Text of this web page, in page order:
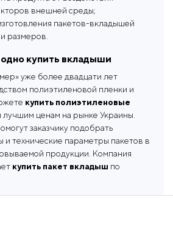
купить мешки вкладыши в
жесткую упаковку,
изготовит мешок вкладыш
все технические
Плотность полиэтилена
от массы товара и
которые он будет оказывать
и транспортировке. Наше
нанести рисунок с
компании, рекламным или
Печать может выполняться
с использованием 6 цветов.
внешней среды;
пакетов-вкладышей
размеров.
купить вкладыши
уже более двадцати лет
полиэтиленовой пленки и
купить полиэтиленовые
лучшим ценам на рынке Украины.
заказчику подобрать
и технические параметры пакетов в
продукции. Компания
купить пакет вкладыш по